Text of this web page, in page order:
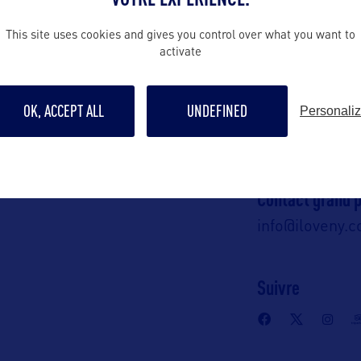
ALLEZ PLUS LOIN
Contact grand
Suivre
This site uses cookies and gives you control over what you want to
activate
OK, ACCEPT ALL UNDEFINED